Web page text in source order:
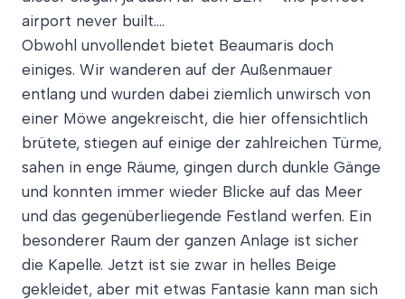
airport never built….
Obwohl unvollendet bietet Beaumaris doch
einiges. Wir wanderen auf der Außenmauer
entlang und wurden dabei ziemlich unwirsch von
einer Möwe angekreischt, die hier offensichtlich
brütete, stiegen auf einige der zahlreichen Türme,
sahen in enge Räume, gingen durch dunkle Gänge
und konnten immer wieder Blicke auf das Meer
und das gegenüberliegende Festland werfen. Ein
besonderer Raum der ganzen Anlage ist sicher
die Kapelle. Jetzt ist sie zwar in helles Beige
gekleidet, aber mit etwas Fantasie kann man sich